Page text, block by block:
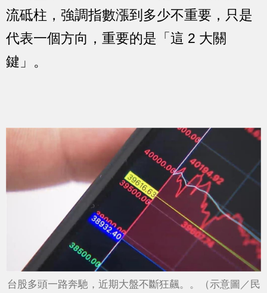
流砥柱，強調指數漲到多少不重要，只是
代表一個方向，重要的是「這 2 大關
鍵」。
台股多頭一路奔馳，近期大盤不斷狂飆。。（示意圖／民